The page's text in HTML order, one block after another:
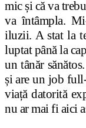
mic și că va
va întâmpla.
iluzii. A stat la
luptat până la
un tânăr
și are un job
viață datorită
nu ar mai fi aici